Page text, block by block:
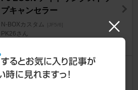
プキャンセラー
N-BOXカスタム [JF5/6]
PK26さん
MUGEN / 無限 ヘキサゴンオイ
ルフィラーキャップ